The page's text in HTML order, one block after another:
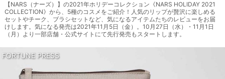
【NARS（ナーズ）】の2021年ホリデーコレクション《NARS HOLIDAY 2021
COLLECTION》から、5種のコスメをご紹介！人気のリップが贅沢に楽しめる
セットやチーク、ブラシセットなど、気になるアイテムたちのレビューをお届
けします。気になる発売は2021年11月5日（金）。10月27日（水）・11月1日
（月）より一部店舗・公式サイトにて先行発売もスタートします。
FORTUNE PRESS